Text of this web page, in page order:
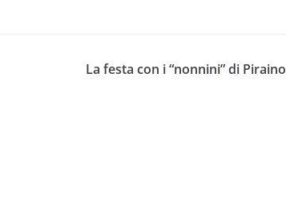
La festa con i “nonnini” di Piraino